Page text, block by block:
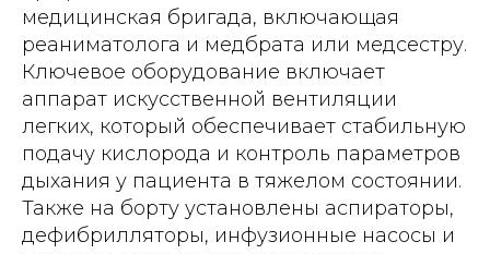
медицинская бригада, включающая
реаниматолога и медбрата или медсестру.
Ключевое оборудование включает
аппарат искусственной вентиляции
легких, который обеспечивает стабильную
подачу кислорода и контроль параметров
дыхания у пациента в тяжелом состоянии.
Также на борту установлены аспираторы,
дефибрилляторы, инфузионные насосы и